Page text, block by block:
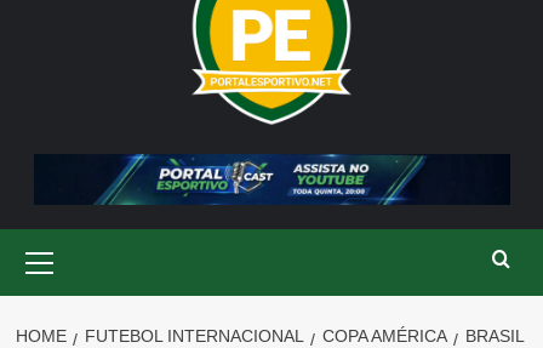
Menu
HOME FUTEBOL INTERNACIONAL COPA AMÉRICA
BRASIL